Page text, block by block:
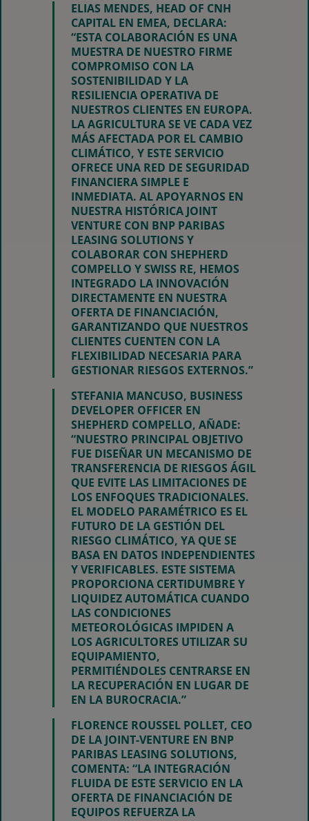
ELIAS MENDES, HEAD OF CNH
CAPITAL EN EMEA, DECLARA:
“ESTA COLABORACIÓN ES UNA
MUESTRA DE NUESTRO FIRME
COMPROMISO CON LA
SOSTENIBILIDAD Y LA
RESILIENCIA OPERATIVA DE
NUESTROS CLIENTES EN EUROPA.
LA AGRICULTURA SE VE CADA VEZ
MÁS AFECTADA POR EL CAMBIO
CLIMÁTICO, Y ESTE SERVICIO
OFRECE UNA RED DE SEGURIDAD
FINANCIERA SIMPLE E
INMEDIATA. AL APOYARNOS EN
NUESTRA HISTÓRICA JOINT
VENTURE CON BNP PARIBAS
LEASING SOLUTIONS Y
COLABORAR CON SHEPHERD
COMPELLO Y SWISS RE, HEMOS
INTEGRADO LA INNOVACIÓN
DIRECTAMENTE EN NUESTRA
OFERTA DE FINANCIACIÓN,
GARANTIZANDO QUE NUESTROS
CLIENTES CUENTEN CON LA
FLEXIBILIDAD NECESARIA PARA
GESTIONAR RIESGOS EXTERNOS.”
STEFANIA MANCUSO, BUSINESS
DEVELOPER OFFICER EN
SHEPHERD COMPELLO, AÑADE:
“NUESTRO PRINCIPAL OBJETIVO
FUE DISEÑAR UN MECANISMO DE
TRANSFERENCIA DE RIESGOS ÁGIL
QUE EVITE LAS LIMITACIONES DE
LOS ENFOQUES TRADICIONALES.
EL MODELO PARAMÉTRICO ES EL
FUTURO DE LA GESTIÓN DEL
RIESGO CLIMÁTICO, YA QUE SE
BASA EN DATOS INDEPENDIENTES
Y VERIFICABLES. ESTE SISTEMA
PROPORCIONA CERTIDUMBRE Y
LIQUIDEZ AUTOMÁTICA CUANDO
LAS CONDICIONES
METEOROLÓGICAS IMPIDEN A
LOS AGRICULTORES UTILIZAR SU
EQUIPAMIENTO,
PERMITIÉNDOLES CENTRARSE EN
LA RECUPERACIÓN EN LUGAR DE
EN LA BUROCRACIA.”
FLORENCE ROUSSEL POLLET, CEO
DE LA JOINT-VENTURE EN BNP
PARIBAS LEASING SOLUTIONS,
COMENTA: “LA INTEGRACIÓN
FLUIDA DE ESTE SERVICIO EN LA
OFERTA DE FINANCIACIÓN DE
EQUIPOS REFUERZA LA